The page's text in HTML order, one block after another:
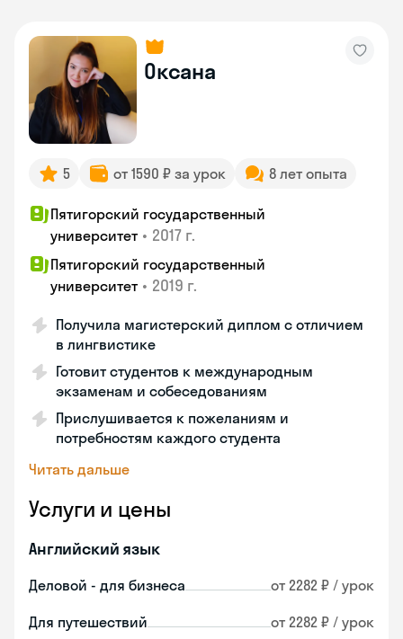
Оксана
5 от 1590 ₽ за урок 8 лет опыта
Пятигорский государственный
университет • 2017 г.
Пятигорский государственный
университет • 2019 г.
Получила магистерский диплом с отличием
в лингвистике
Готовит студентов к международным
экзаменам и собеседованиям
Прислушивается к пожеланиям и
потребностям каждого студента
Читать дальше
Услуги и цены
Английский язык
Деловой - для бизнеса от 2282 ₽ / урок
Для путешествий от 2282 ₽ / урок